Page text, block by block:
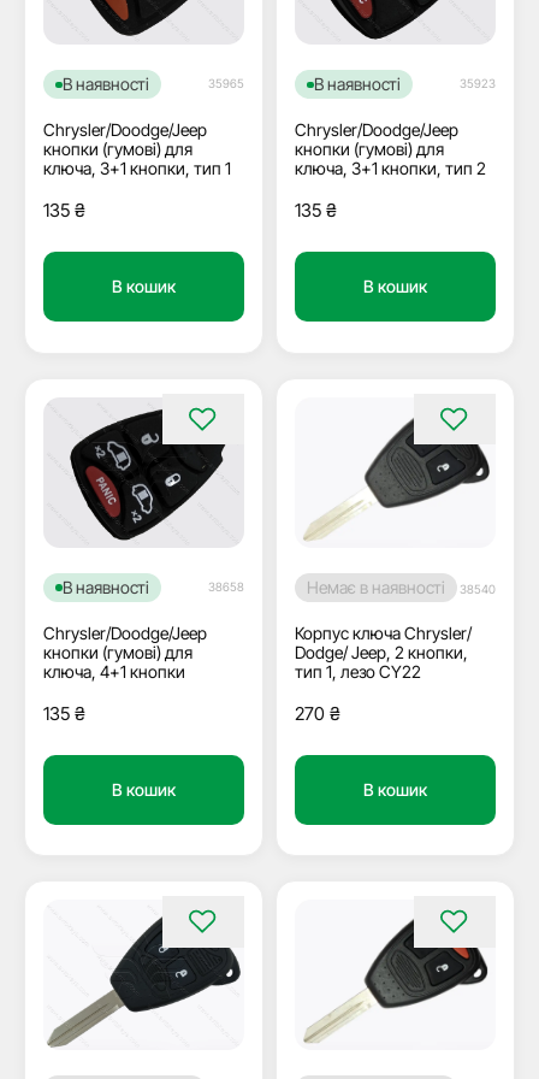
В наявності 35965
Chrysler/Doodge/Jeep
кнопки (гумові) для
ключа, 3+1 кнопки, тип 1
135 ₴
В кошик
В наявності 35923
Chrysler/Doodge/Jeep
кнопки (гумові) для
ключа, 3+1 кнопки, тип 2
135 ₴
В кошик
В наявності 38658
Chrysler/Doodge/Jeep
кнопки (гумові) для
ключа, 4+1 кнопки
135 ₴
В кошик
Немає в наявності 38540
Корпус ключа Chrysler/
Dodge/ Jeep, 2 кнопки,
тип 1, лезо СY22
270 ₴
В кошик